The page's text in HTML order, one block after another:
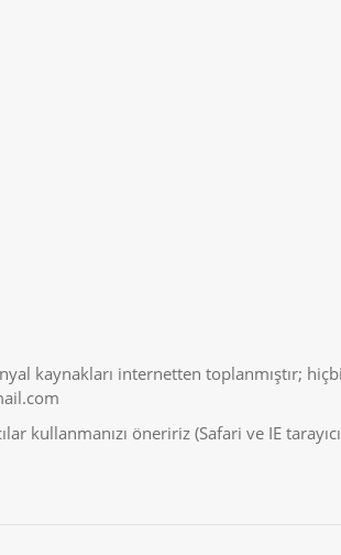
kaynakları internetten toplanmıştır;
kullanmanızı öneririz (Safari ve IE